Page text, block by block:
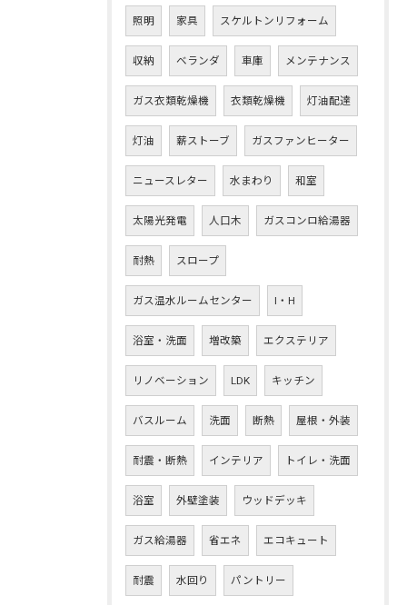
照明 家具 スケルトンリフォーム
収納 ベランダ 車庫 メンテナンス
ガス衣類乾燥機 衣類乾燥機 灯油配達
灯油 薪ストーブ ガスファンヒーター
ニュースレター 水まわり 和室
太陽光発電 人口木 ガスコンロ給湯器
耐熱 スロープ
ガス温水ルームセンター I・H
浴室・洗面 増改築 エクステリア
リノベーション LDK キッチン
バスルーム 洗面 断熱 屋根・外装
耐震・断熱 インテリア トイレ・洗面
浴室 外壁塗装 ウッドデッキ
ガス給湯器 省エネ エコキュート
耐震 水回り パントリー